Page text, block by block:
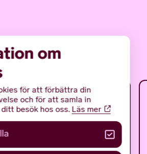
om
för att förbättra din
och för att samla in
besök hos oss. Läs mer